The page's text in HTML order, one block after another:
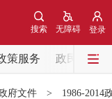
登录
无障碍
搜索
策服务
政民互动
府文件 > 1986-2014